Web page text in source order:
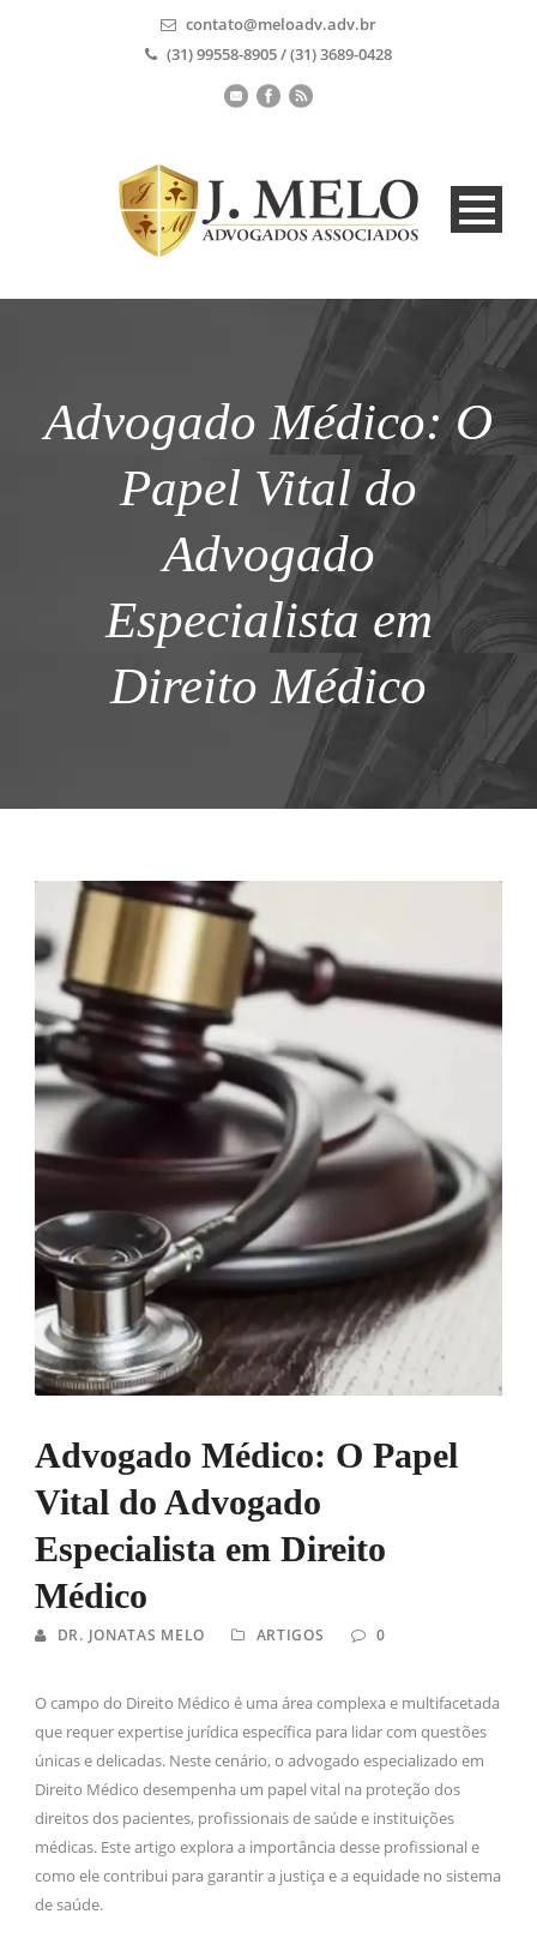
contato@meloadv.adv.br
(31) 99558-8905 / (31) 3689-0428
Advogado Médico: O
Papel Vital do
Advogado
Especialista em
Direito Médico
Advogado Médico: O Papel
Vital do Advogado
Especialista em Direito
Médico
DR. JONATAS MELO ARTIGOS 0
O campo do Direito Médico é uma área complexa e multifacetada
que requer expertise jurídica específica para lidar com questões
únicas e delicadas. Neste cenário, o advogado especializado em
Direito Médico desempenha um papel vital na proteção dos
direitos dos pacientes, profissionais de saúde e instituições
médicas. Este artigo explora a importância desse profissional e
como ele contribui para garantir a justiça e a equidade no sistema
de saúde.